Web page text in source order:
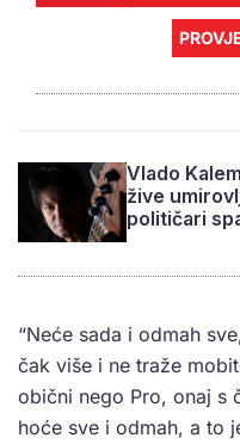
Vlado
žive
političari
“Neće sada i odmah
čak više i ne traže
obični nego Pro, onaj s
hoće sve i odmah, a to